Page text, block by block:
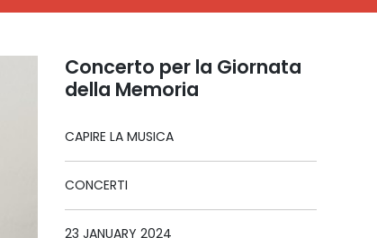
Concerto per la Giornata
della Memoria
CAPIRE LA MUSICA
CONCERTI
23 JANUARY 2024